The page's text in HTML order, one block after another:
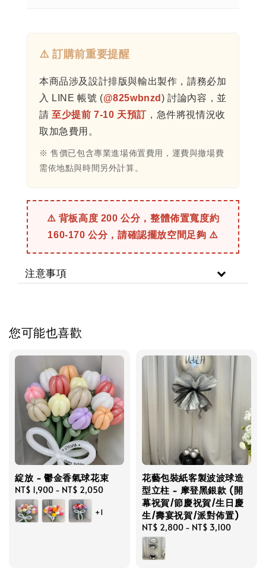
⚠️ 訂購前重要提醒
本商品涉及設計排版與輸出製作，請務必加
入 LINE 帳號 (@825wbnzd) 討論內容，並
請至少提前 7-10 天預訂 ，急件將視情況收
取加急費用。
※ 售價已包含專業進場佈置費用，運費與撤場費
需依地點與時間另外計算。
⚠️ 背板高度 200 公分，整體佈置寬度約
160-170 公分，請確認擺放空間足夠 ⚠️
注意事項
您可能也喜歡
綻放 - 鬱金香氣球花束
Regular
price
NT$ 1,900 - NT$ 2,050
+1
花藝包裝紙客製波波球造
型立柱 - 摩登黑銀款 (開
幕祝賀/節慶祝賀/生日慶
生/壽宴祝賀/派對佈置)
Regular
price
NT$ 2,800 - NT$ 3,100